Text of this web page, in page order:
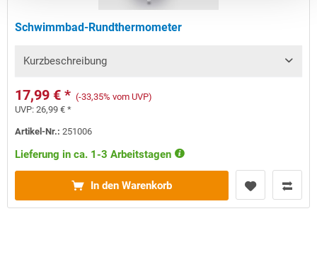
Schwimmbad-Rundthermometer
Kurzbeschreibung
17,99 € * (-33,35% vom UVP)
UVP:26,99 € *
Artikel-Nr.:251006
Lieferung in ca. 1-3 Arbeitstagen
In den Warenkorb